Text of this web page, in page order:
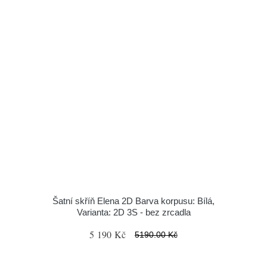
Šatní skříň Elena 2D Barva korpusu: Bílá,
Varianta: 2D 3S - bez zrcadla
5 190 Kč 5190.00 Kč